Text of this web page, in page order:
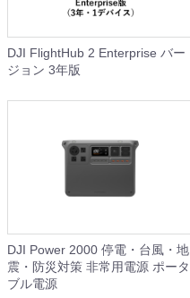
DJI FlightHub 2 Enterprise バー
ジョン 3年版
DJI Power 2000 停電・台風・地
震・防災対策 非常用電源 ポータ
ブル電源